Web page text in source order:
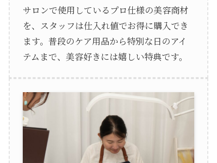
サロンで使用しているプロ仕様の美容商材
を、スタッフは仕入れ値でお得に購入でき
ます。普段のケア用品から特別な日のアイ
テムまで、美容好きには嬉しい特典です。